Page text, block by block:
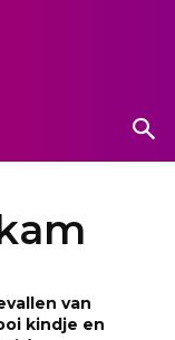
van
kindje en